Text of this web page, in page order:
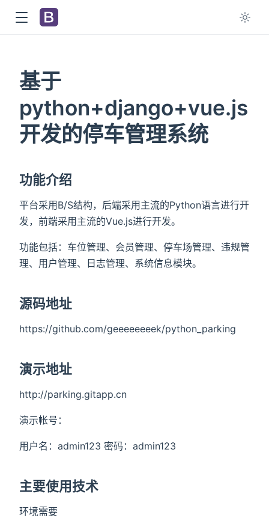
基于
python+django+vue.js
开发的停车管理系统
功能介绍
平台采用B/S结构，后端采用主流的Python语言进行开
发，前端采用主流的Vue.js进行开发。
功能包括：车位管理、会员管理、停车场管理、违规管
理、用户管理、日志管理、系统信息模块。
源码地址
https://github.com/geeeeeeeek/python_parking
演示地址
http://parking.gitapp.cn
演示帐号：
用户名：admin123 密码：admin123
主要使用技术
环境需要